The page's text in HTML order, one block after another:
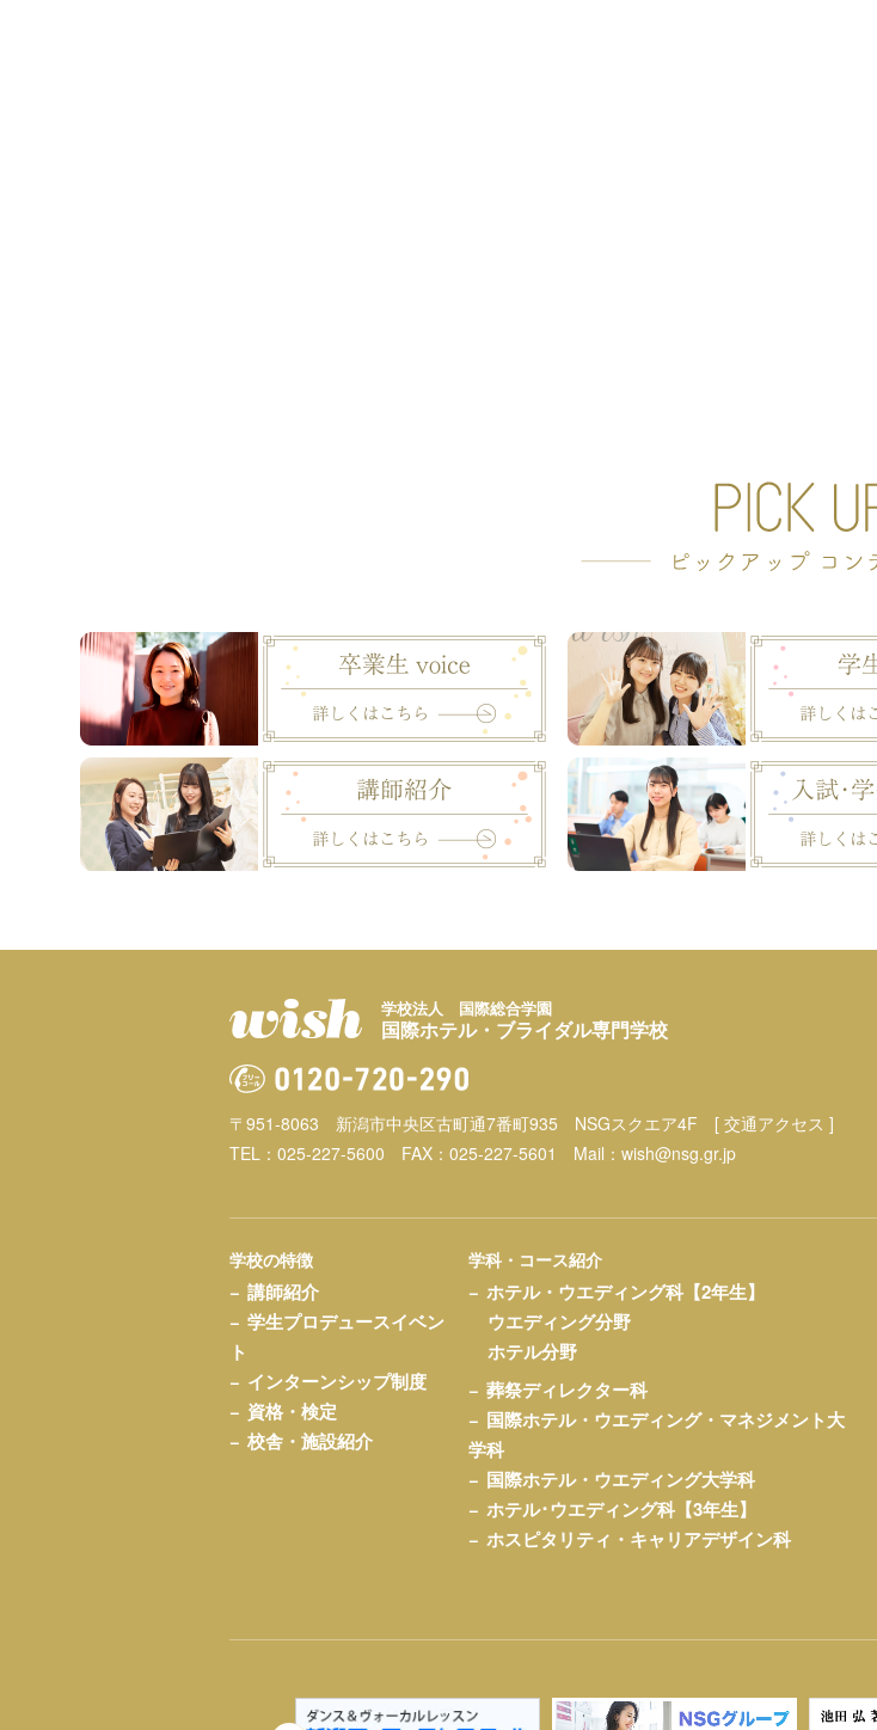
学校法人 国際総合学園
国際ホテル・ブライダル専門学校
〒951-8063 新潟市中央区古町通7番町935 NSGスクエア4F
[ 交通アクセス ]
TEL：025-227-5600
FAX：025-227-5601 Mail： wish@nsg.gr.jp
学校の特徴
講師紹介
学生プロデュースイベン
ト
インターンシップ制度
資格・検定
校舎・施設紹介
学科・コース紹介
ホテル・ウエディング科【2年生】
ウエディング分野
ホテル分野
葬祭ディレクター科
国際ホテル・ウエディング・マネジメント大
学科
国際ホテル・ウエディング大学科
ホテル･ウエディング科【3年生】
ホスピタリティ・キャリアデザイン科